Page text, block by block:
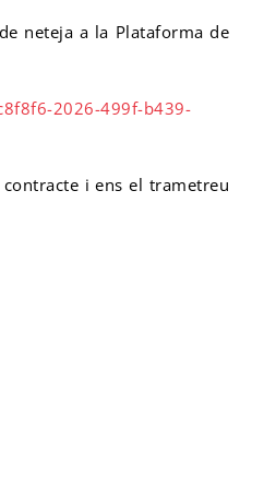
neteja a la Plataforma de
2026-499f-b439-
i ens el trametreu